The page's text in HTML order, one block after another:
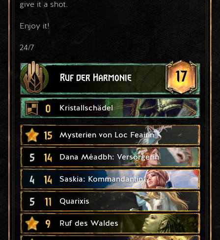
Ruf der Harmonie 17
0 Kristallschädel
15 Mysterien von Loc Feainn
5 14 Dana Méadbh: Versorgerin
4 14 Saskia: Kommandantin
5 11 Quarixis
9 Ruf des Waldes
give it a shot.
Enjoy it!
24/7